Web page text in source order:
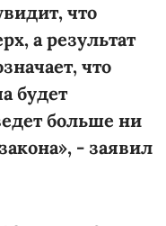
что
а результат
что
будет
больше ни
- заявил